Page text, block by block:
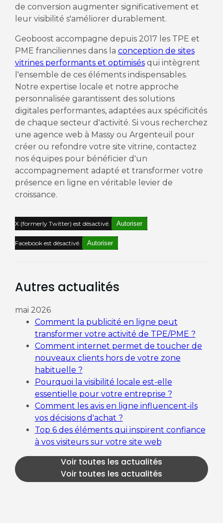
de conversion augmenter significativement et
leur visibilité s'améliorer durablement.
Geoboost accompagne depuis 2017 les TPE et
PME franciliennes dans la conception de sites
vitrines performants et optimisésqui intègrent
l'ensemble de ces éléments indispensables.
Notre expertise locale et notre approche
personnalisée garantissent des solutions
digitales performantes, adaptées aux spécificités
de chaque secteur d'activité. Si vous recherchez
une agence web à Massy ou Argenteuil pour
créer ou refondre votre site vitrine, contactez
nos équipes pour bénéficier d'un
accompagnement adapté et transformer votre
présence en ligne en véritable levier de
croissance.
X (formerly Twitter) est désactivé. Autoriser
Facebook est désactivé. Autoriser
Autres actualités
mai 2026
Comment la publicité en ligne peut
transformer votre activité de TPE/PME ?
Comment internet permet de toucher de
nouveaux clients hors de votre zone
habituelle ?
Pourquoi la visibilité locale est-elle
essentielle pour votre entreprise ?
Comment les avis en ligne influencent-ils
vos décisions d'achat ?
Top 6 des éléments qui inspirent confiance
à vos visiteurs sur votre site web
Voir toutes les actualités
Voir toutes les actualités